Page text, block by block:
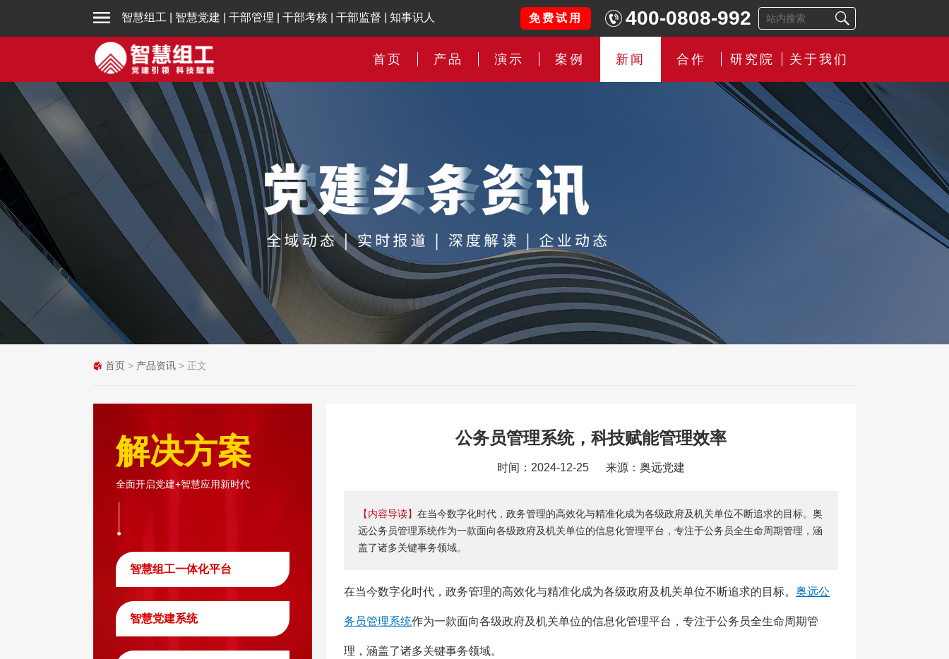
智慧组工 智慧党建 干部管理 干部考核 干部监督 知事识人 免费试用 400-0808-992
首页 产品 演示 案例 新闻 合作 研究院 关于我们
首页 > 产品资讯 > 正文
解决方案
全面开启党建+智慧应用新时代
智慧组工一体化平台
智慧党建系统
公务员管理系统，科技赋能管理效率
时间：2024-12-25 来源：奥远党建
【内容导读】 在当今数字化时代，政务管理的高效化与精准化成为各级政府及机关单位不断追求的目标。奥
远公务员管理系统作为一款面向各级政府及机关单位的信息化管理平台，专注于公务员全生命周期管理，涵
盖了诸多关键事务领域。
在当今数字化时代，政务管理的高效化与精准化成为各级政府及机关单位不断追求的目标。 奥远公
务员管理系统作为一款面向各级政府及机关单位的信息化管理平台，专注于公务员全生命周期管
理，涵盖了诸多关键事务领域。